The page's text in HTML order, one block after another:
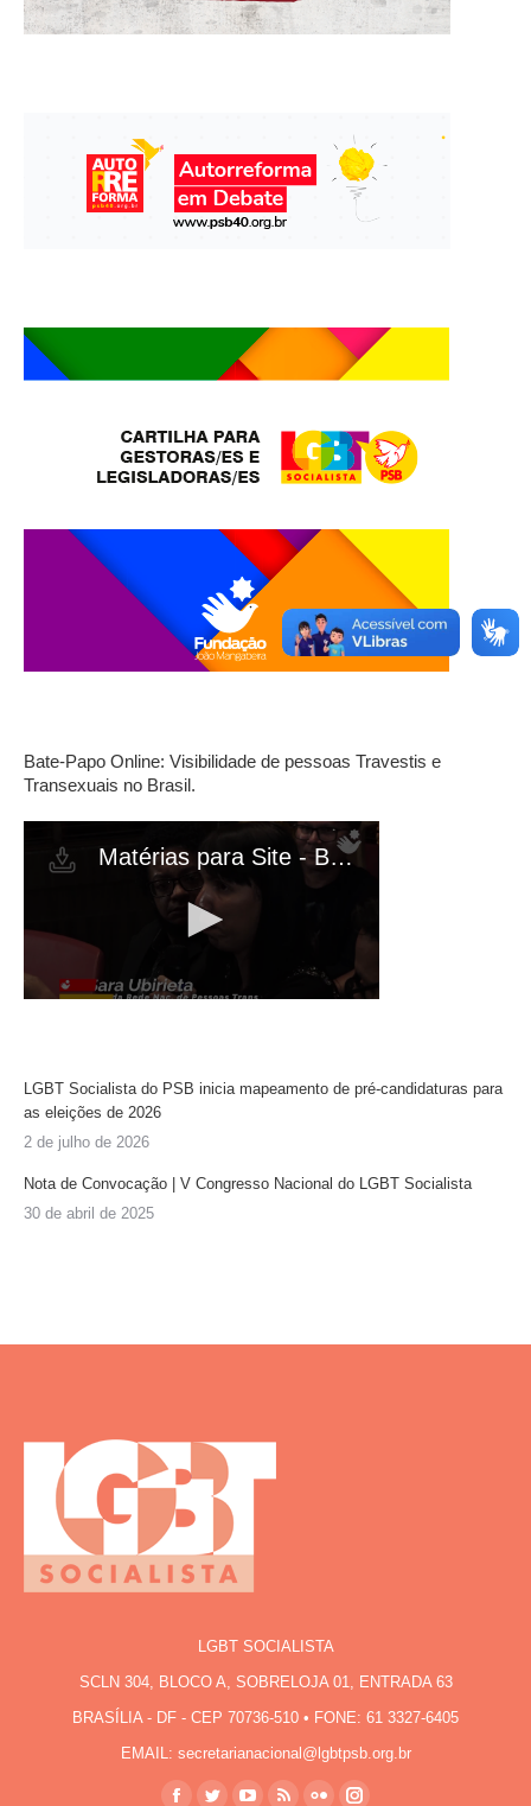
Bate-Papo Online: Visibilidade de pessoas Travestis e
Transexuais no Brasil.
LGBT Socialista do PSB inicia mapeamento de pré-candidaturas para
as eleições de 2026
2 de julho de 2026
Nota de Convocação | V Congresso Nacional do LGBT Socialista
30 de abril de 2025
LGBT SOCIALISTA
SCLN 304, BLOCO A, SOBRELOJA 01, ENTRADA 63
BRASÍLIA - DF - CEP 70736-510 • FONE: 61 3327-6405
EMAIL: secretarianacional@lgbtpsb.org.br